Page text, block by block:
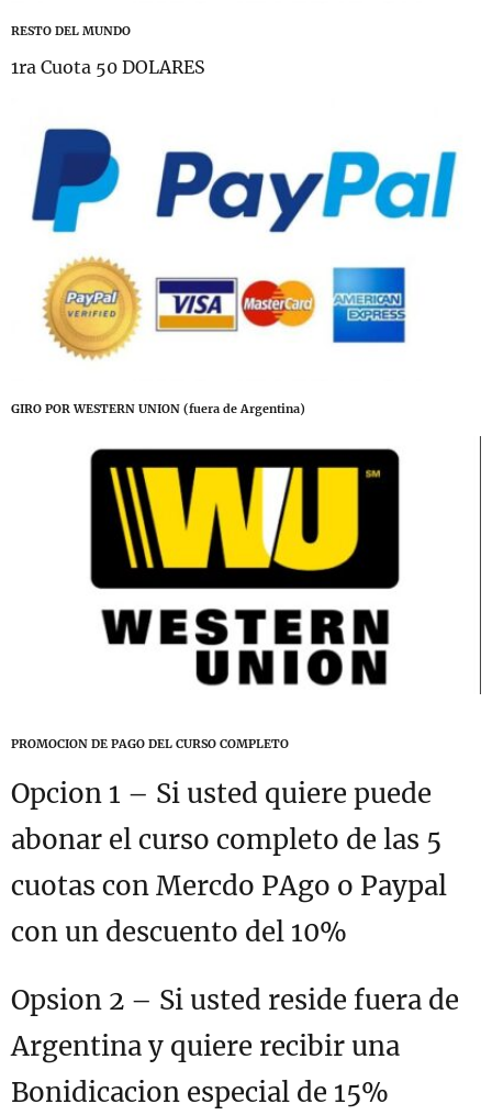
RESTO DEL MUNDO
1ra Cuota 50 DOLARES
GIRO POR WESTERN UNION (fuera de Argentina)
PROMOCION DE PAGO DEL CURSO COMPLETO
Opcion 1 – Si usted quiere puede
abonar el curso completo de las 5
cuotas con Mercdo PAgo o Paypal
con un descuento del 10%
Opsion 2 – Si usted reside fuera de
Argentina y quiere recibir una
Bonidicacion especial de 15%